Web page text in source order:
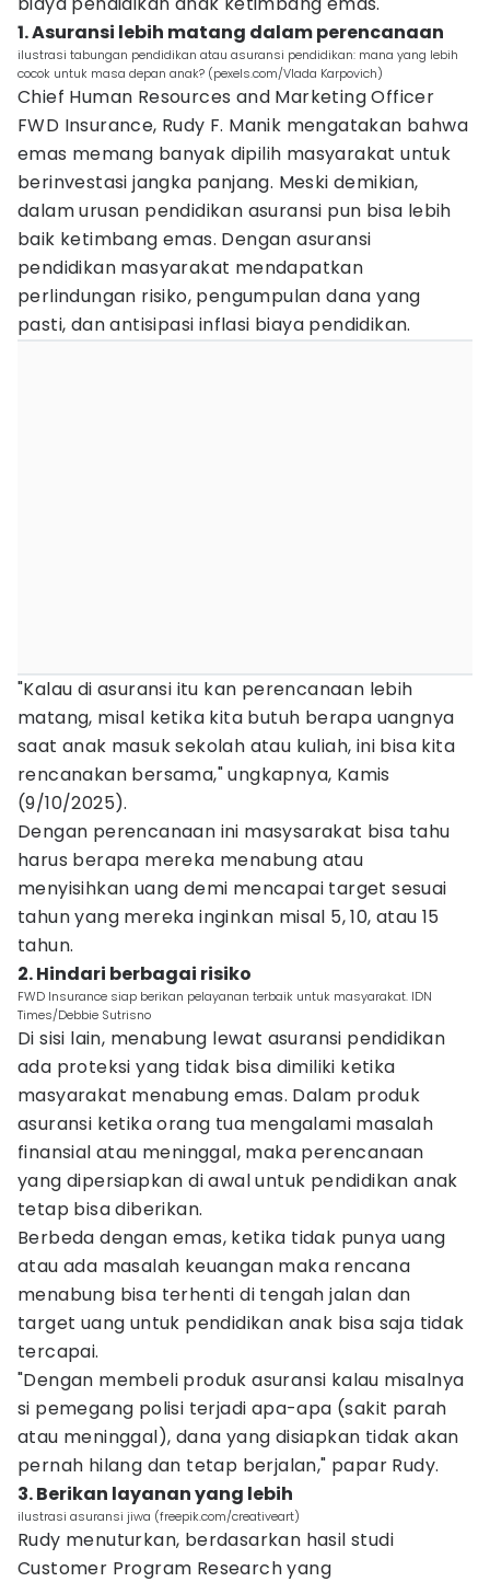
1. Asuransi lebih matang dalam perencanaan
ilustrasi tabungan pendidikan atau asuransi pendidikan: mana yang lebih
cocok untuk masa depan anak? (pexels.com/Vlada Karpovich)
Chief Human Resources and Marketing Officer
FWD Insurance, Rudy F. Manik mengatakan bahwa
emas memang banyak dipilih masyarakat untuk
berinvestasi jangka panjang. Meski demikian,
dalam urusan pendidikan asuransi pun bisa lebih
baik ketimbang emas. Dengan asuransi
pendidikan masyarakat mendapatkan
perlindungan risiko, pengumpulan dana yang
pasti, dan antisipasi inflasi biaya pendidikan.
"Kalau di asuransi itu kan perencanaan lebih
matang, misal ketika kita butuh berapa uangnya
saat anak masuk sekolah atau kuliah, ini bisa kita
rencanakan bersama," ungkapnya, Kamis
(9/10/2025).
Dengan perencanaan ini masysarakat bisa tahu
harus berapa mereka menabung atau
menyisihkan uang demi mencapai target sesuai
tahun yang mereka inginkan misal 5, 10, atau 15
tahun.
2. Hindari berbagai risiko
FWD Insurance siap berikan pelayanan terbaik untuk masyarakat. IDN
Times/Debbie Sutrisno
Di sisi lain, menabung lewat asuransi pendidikan
ada proteksi yang tidak bisa dimiliki ketika
masyarakat menabung emas. Dalam produk
asuransi ketika orang tua mengalami masalah
finansial atau meninggal, maka perencanaan
yang dipersiapkan di awal untuk pendidikan anak
tetap bisa diberikan.
Berbeda dengan emas, ketika tidak punya uang
atau ada masalah keuangan maka rencana
menabung bisa terhenti di tengah jalan dan
target uang untuk pendidikan anak bisa saja tidak
tercapai.
"Dengan membeli produk asuransi kalau misalnya
si pemegang polisi terjadi apa-apa (sakit parah
atau meninggal), dana yang disiapkan tidak akan
pernah hilang dan tetap berjalan," papar Rudy.
3. Berikan layanan yang lebih
ilustrasi asuransi jiwa (freepik.com/creativeart)
Rudy menuturkan, berdasarkan hasil studi
Customer Program Research yang